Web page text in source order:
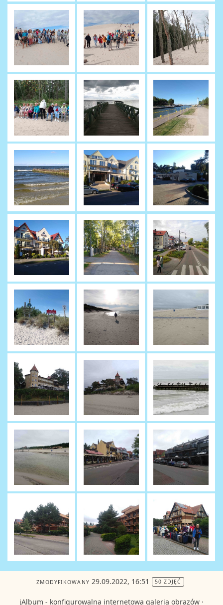
ZMODYFIKOWANY 29.09.2022, 16:51 50 ZDJĘĆ
jAlbum - konfigurowalna internetowa galeria obrazów ·